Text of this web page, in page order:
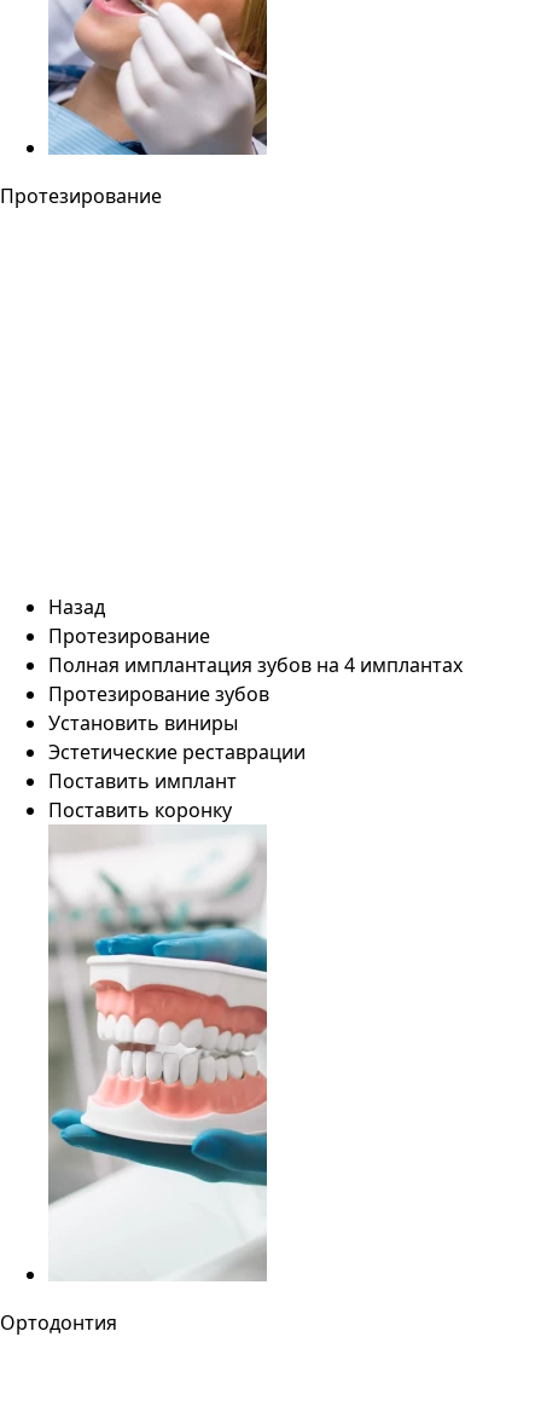
Протезирование
Назад
Протезирование
Полная имплантация зубов на 4 имплантах
Протезирование зубов
Установить виниры
Эстетические реставрации
Поставить имплант
Поставить коронку
Ортодонтия